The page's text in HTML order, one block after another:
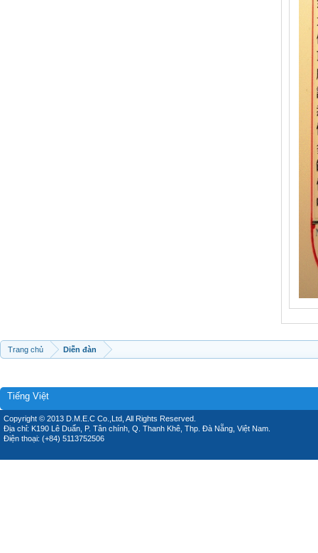
Trang chủ Diễn đàn
Tiếng Việt
Copyright © 2013 D.M.E.C Co.,Ltd, All Rights Reserved.
Địa chỉ: K190 Lê Duẩn, P. Tân chính, Q. Thanh Khê, Thp. Đà Nẵng, Việt Nam.
Điện thoại: (+84) 5113752506